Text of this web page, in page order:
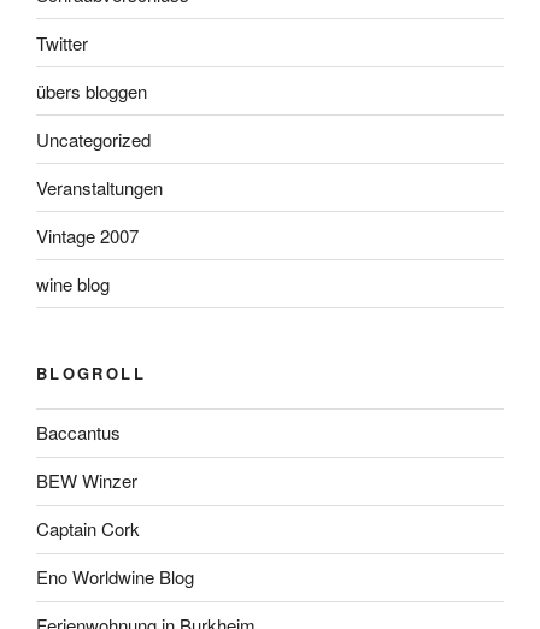
Twitter
übers bloggen
Uncategorized
Veranstaltungen
Vintage 2007
wine blog
BLOGROLL
Baccantus
BEW Winzer
Captain Cork
Eno Worldwine Blog